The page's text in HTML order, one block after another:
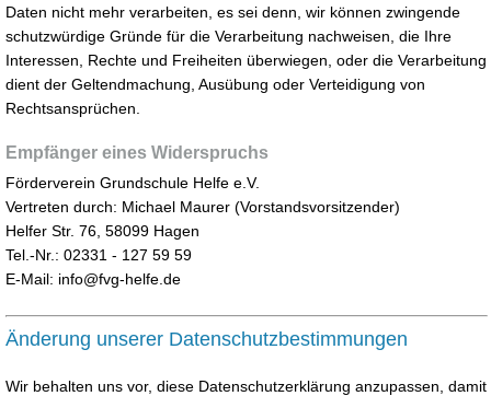
Daten nicht mehr verarbeiten, es sei denn, wir können zwingende
schutzwürdige Gründe für die Verarbeitung nachweisen, die Ihre
Interessen, Rechte und Freiheiten überwiegen, oder die Verarbeitung
dient der Geltendmachung, Ausübung oder Verteidigung von
Rechtsansprüchen.
Empfänger eines Widerspruchs
Förderverein Grundschule Helfe e.V.
Vertreten durch: Michael Maurer (Vorstandsvorsitzender)
Helfer Str. 76, 58099 Hagen
Tel.-Nr.: 02331 - 127 59 59
E-Mail: info@fvg-helfe.de
Änderung unserer Datenschutzbestimmungen
Wir behalten uns vor, diese Datenschutzerklärung anzupassen, damit